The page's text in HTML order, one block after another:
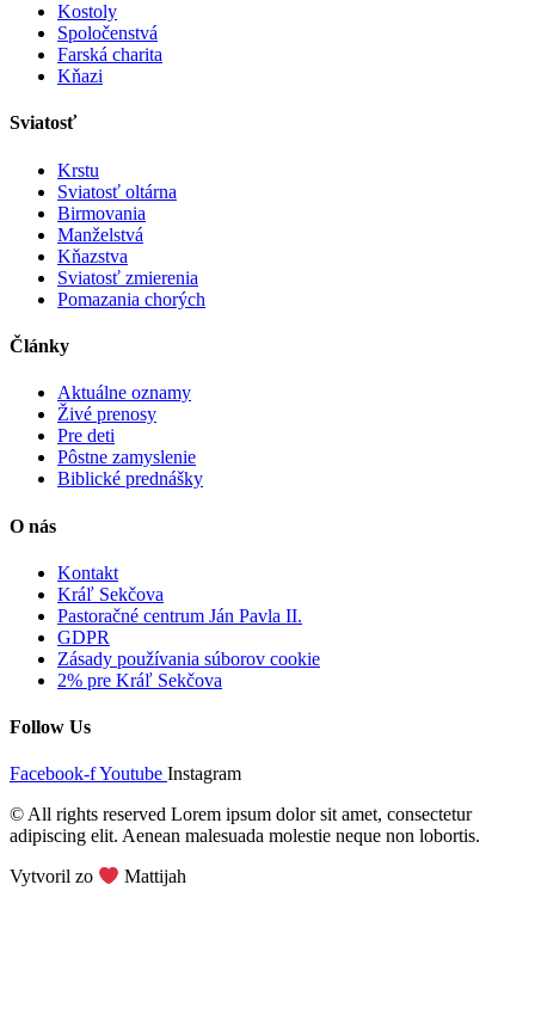
Kostoly
Spoločenstvá
Farská charita
Kňazi
Sviatosť
Krstu
Sviatosť oltárna
Birmovania
Manželstvá
Kňazstva
Sviatosť zmierenia
Pomazania chorých
Články
Aktuálne oznamy
Živé prenosy
Pre deti
Pôstne zamyslenie
Biblické prednášky
O nás
Kontakt
Kráľ Sekčova
Pastoračné centrum Ján Pavla II.
GDPR
Zásady používania súborov cookie
2% pre Kráľ Sekčova
Follow Us
Facebook-fYoutube Instagram
© All rights reserved Lorem ipsum dolor sit amet, consectetur
adipiscing elit. Aenean malesuada molestie neque non lobortis.
Vytvoril zo Mattijah